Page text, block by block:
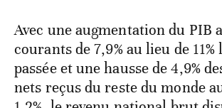
Avec une augmentation du PIB
courants de 7,9% au lieu de 11%
passée et une hausse de 4,9%
nets reçus du reste du monde